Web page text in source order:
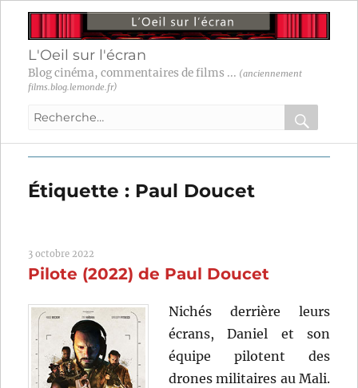
L'Oeil sur l'écran
Blog cinéma, commentaires de films ... (anciennement
films.blog.lemonde.fr)
Recherche
:
OK
Étiquette : Paul Doucet
3 octobre 2022
Pilote (2022) de Paul Doucet
Nichés derrière leurs
écrans, Daniel et son
équipe pilotent des
drones militaires au Mali.